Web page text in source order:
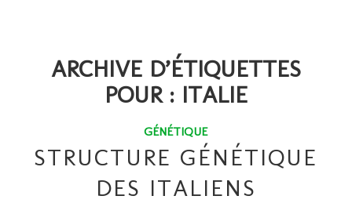
ARCHIVE D’ÉTIQUETTES
POUR : ITALIE
GÉNÉTIQUE
STRUCTURE GÉNÉTIQUE
DES ITALIENS